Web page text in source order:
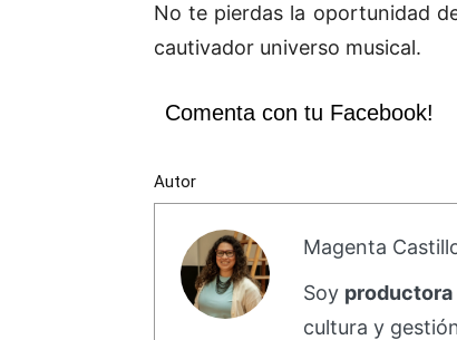
No te pierdas la oportunidad
cautivador universo musical.
Comenta con tu Facebook!
Autor
Magenta
Soy
cultura y